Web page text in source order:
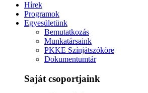
Hírek
Programok
Egyesületünk
Bemutatkozás
Munkatársaink
PKKE Színjátszóköre
Dokumentumtár
Saját csoportjaink